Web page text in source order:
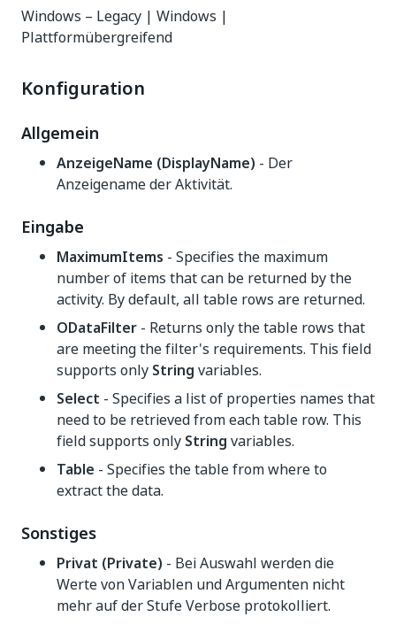
Windows – Legacy | Windows |
Plattformübergreifend
Konfiguration
Allgemein
AnzeigeName (DisplayName) - Der
Anzeigename der Aktivität.
Eingabe
MaximumItems - Specifies the maximum
number of items that can be returned by the
activity. By default, all table rows are returned.
ODataFilter - Returns only the table rows that
are meeting the filter's requirements. This field
supports only String variables.
Select - Specifies a list of properties names that
need to be retrieved from each table row. This
field supports only String variables.
Table - Specifies the table from where to
extract the data.
Sonstiges
Privat (Private) - Bei Auswahl werden die
Werte von Variablen und Argumenten nicht
mehr auf der Stufe Verbose protokolliert.